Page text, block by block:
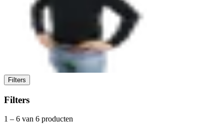
Filters
Filters
1 – 6 van 6 producten